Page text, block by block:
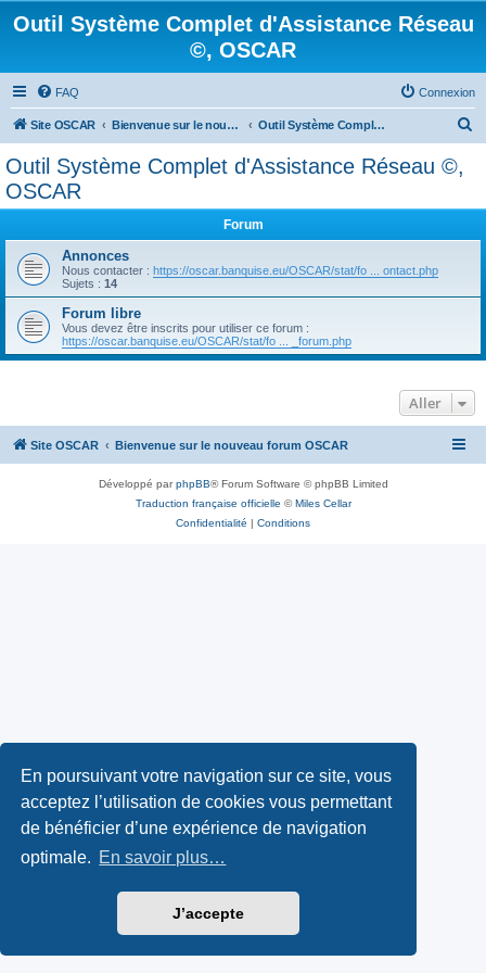
En poursuivant votre navigation sur ce site, vous
acceptez l’utilisation de cookies vous permettant
de bénéficier d’une expérience de navigation
optimale. En savoir plus…
J’accepte
Outil Système Complet d'Assistance Réseau
©, OSCAR
FAQ Connexion
Site OSCAR Bienvenue sur le nouveau forum OSCAR Outil Système Complet d'Assistance Réseau ©, OSCAR
r
Outil Système Complet d'Assistance Réseau ©,
OSCAR
Forum
Annonces
Nous contacter : https://oscar.banquise.eu/OSCAR/stat/fo ... ontact.php
Sujets : 14
Forum libre
Vous devez être inscrits pour utiliser ce forum :
https://oscar.banquise.eu/OSCAR/stat/fo ... _forum.php
Aller
Site OSCAR Bienvenue sur le nouveau forum OSCAR
Développé parphpBB® Forum Software © phpBB Limited
Traduction française officielle ©Miles Cellar
Confidentialité | Conditions